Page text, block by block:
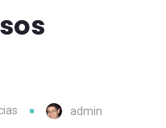
admin